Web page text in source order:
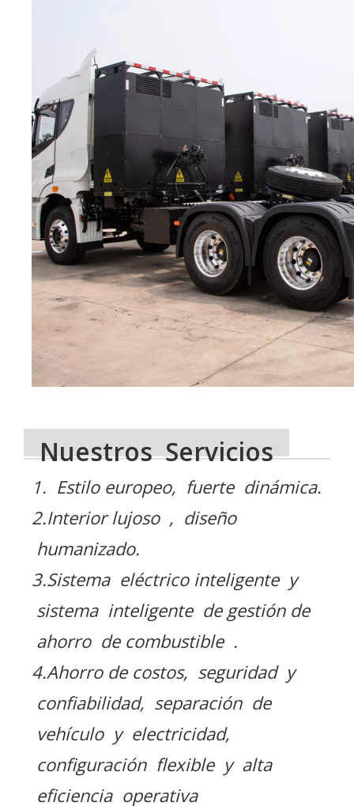
Nuestros Servicios
1. Estilo europeo, fuerte dinámica.
2.Interior lujoso , diseño
humanizado.
3.Sistema eléctrico inteligente y
sistema inteligente de gestión de
ahorro de combustible .
4.Ahorro de costos, seguridad y
confiabilidad, separación de
vehículo y electricidad,
configuración flexible y alta
eficiencia operativa